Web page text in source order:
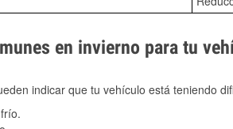
en invierno para tu
indicar que tu vehículo está teniendo